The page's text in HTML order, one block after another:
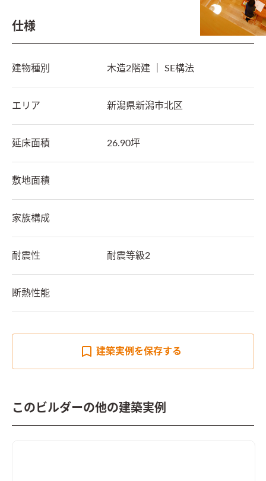
仕様
建物種別 木造2階建 ｜ SE構法
エリア 新潟県新潟市北区
延床面積 26.90坪
敷地面積
家族構成
耐震性 耐震等級2
断熱性能
建築実例を保存する
このビルダーの他の建築実例